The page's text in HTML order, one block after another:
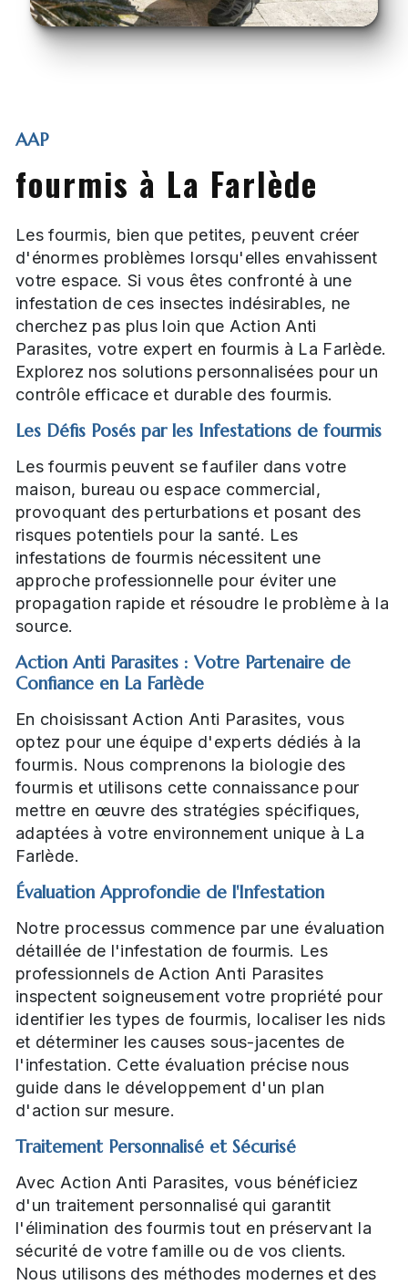
AAP
fourmis à La Farlède
Les fourmis, bien que petites, peuvent créer
d'énormes problèmes lorsqu'elles envahissent
votre espace. Si vous êtes confronté à une
infestation de ces insectes indésirables, ne
cherchez pas plus loin que Action Anti
Parasites, votre expert en fourmis à La Farlède.
Explorez nos solutions personnalisées pour un
contrôle efficace et durable des fourmis.
Les Défis Posés par les Infestations de fourmis
Les fourmis peuvent se faufiler dans votre
maison, bureau ou espace commercial,
provoquant des perturbations et posant des
risques potentiels pour la santé. Les
infestations de fourmis nécessitent une
approche professionnelle pour éviter une
propagation rapide et résoudre le problème à la
source.
Action Anti Parasites : Votre Partenaire de
Confiance en La Farlède
En choisissant Action Anti Parasites, vous
optez pour une équipe d'experts dédiés à la
fourmis. Nous comprenons la biologie des
fourmis et utilisons cette connaissance pour
mettre en œuvre des stratégies spécifiques,
adaptées à votre environnement unique à La
Farlède.
Évaluation Approfondie de l'Infestation
Notre processus commence par une évaluation
détaillée de l'infestation de fourmis. Les
professionnels de Action Anti Parasites
inspectent soigneusement votre propriété pour
identifier les types de fourmis, localiser les nids
et déterminer les causes sous-jacentes de
l'infestation. Cette évaluation précise nous
guide dans le développement d'un plan
d'action sur mesure.
Traitement Personnalisé et Sécurisé
Avec Action Anti Parasites, vous bénéficiez
d'un traitement personnalisé qui garantit
l'élimination des fourmis tout en préservant la
sécurité de votre famille ou de vos clients.
Nous utilisons des méthodes modernes et des